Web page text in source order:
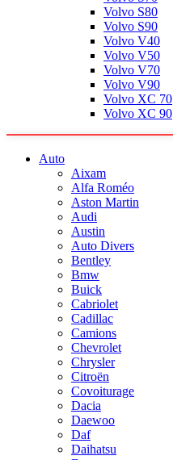
Volvo S80
Volvo S90
Volvo V40
Volvo V50
Volvo V70
Volvo V90
Volvo XC 70
Volvo XC 90
Auto
Aixam
Alfa Roméo
Aston Martin
Audi
Austin
Auto Divers
Bentley
Bmw
Buick
Cabriolet
Cadillac
Camions
Chevrolet
Chrysler
Citroën
Covoiturage
Dacia
Daewoo
Daf
Daihatsu